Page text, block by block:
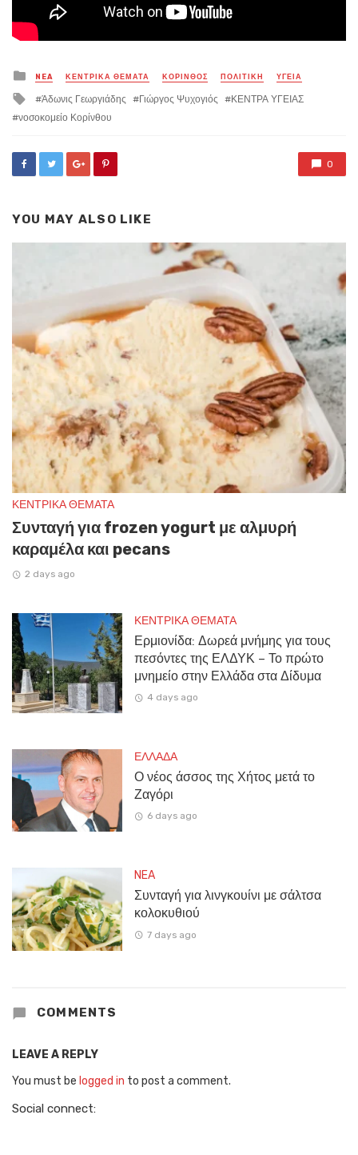
Posted
in
NEA ΚΕΝΤΡΙΚΑ ΘΕΜΑΤΑ ΚΟΡΙΝΘΟΣ ΠΟΛΙΤΙΚΗ ΥΓΕΙΑ
Tagged
with
Άδωνις Γεωργιάδης Γιώργος Ψυχογιός
ΚΕΝΤΡΑ ΥΓΕΙΑΣ
νοσοκομείο Κορίνθου
0
YOU MAY ALSO LIKE
ΚΕΝΤΡΙΚΑ ΘΕΜΑΤΑ
Συνταγή για frozen yogurt με αλμυρή
καραμέλα και pecans
2 days ago
ΚΕΝΤΡΙΚΑ ΘΕΜΑΤΑ
Ερμιονίδα: Δωρεά μνήμης για τους
πεσόντες της ΕΛΔΥΚ – Το πρώτο
μνημείο στην Ελλάδα στα Δίδυμα
4 days ago
ΕΛΛΑΔΑ
Ο νέος άσσος της Χήτος μετά το
Ζαγόρι
6 days ago
NEA
Συνταγή για λινγκουίνι με σάλτσα
κολοκυθιού
7 days ago
COMMENTS
LEAVE A REPLY
You must be logged in to post a comment.
Social connect: